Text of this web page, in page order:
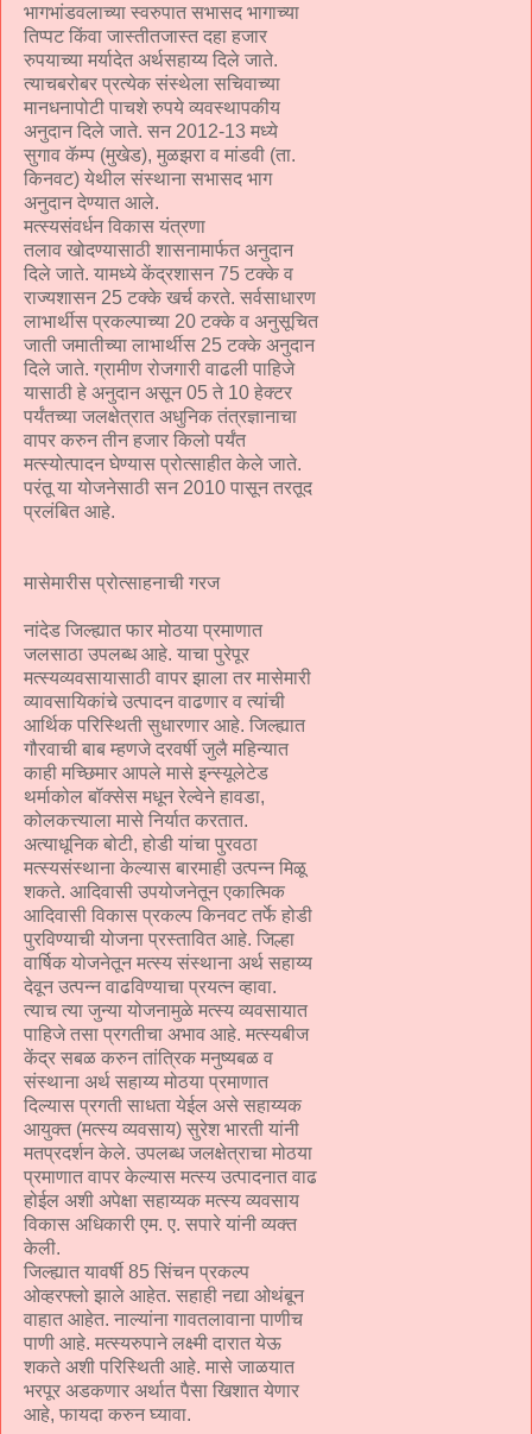
भागभांडवलाच्या स्वरुपात सभासद भागाच्या
तिप्पट किंवा जास्तीतजास्त दहा हजार
रुपयाच्या मर्यादेत अर्थसहाय्य दिले जाते.
त्याचबरोबर प्रत्येक संस्थेला सचिवाच्या
मानधनापोटी पाचशे रुपये व्यवस्थापकीय
अनुदान दिले जाते. सन 2012-13 मध्ये
सुगाव कॅम्प (मुखेड), मुळझरा व मांडवी (ता.
किनवट) येथील संस्थाना सभासद भाग
अनुदान देण्यात आले.
मत्स्यसंवर्धन विकास यंत्रणा
तलाव खोदण्यासाठी शासनामार्फत अनुदान
दिले जाते. यामध्ये केंद्रशासन 75 टक्के व
राज्यशासन 25 टक्के खर्च करते. सर्वसाधारण
लाभार्थीस प्रकल्पाच्या 20 टक्के व अनुसूचित
जाती जमातीच्या लाभार्थीस 25 टक्के अनुदान
दिले जाते. ग्रामीण रोजगारी वाढली पाहिजे
यासाठी हे अनुदान असून 05 ते 10 हेक्टर
पर्यंतच्या जलक्षेत्रात अधुनिक तंत्रज्ञानाचा
वापर करुन तीन हजार किलो पर्यंत
मत्स्योत्पादन घेण्यास प्रोत्साहीत केले जाते.
परंतू या योजनेसाठी सन 2010 पासून तरतूद
प्रलंबित आहे.
मासेमारीस प्रोत्साहनाची गरज
नांदेड जिल्ह्यात फार मोठया प्रमाणात
जलसाठा उपलब्ध आहे. याचा पुरेपूर
मत्स्यव्यवसायासाठी वापर झाला तर मासेमारी
व्यावसायिकांचे उत्पादन वाढणार व त्यांची
आर्थिक परिस्थिती सुधारणार आहे. जिल्ह्यात
गौरवाची बाब म्हणजे दरवर्षी जुलै महिन्यात
काही मच्छिमार आपले मासे इन्स्यूलेटेड
थर्माकोल बॉक्सेस मधून रेल्वेने हावडा,
कोलकत्त्याला मासे निर्यात करतात.
अत्याधूनिक बोटी, होडी यांचा पुरवठा
मत्स्यसंस्थाना केल्यास बारमाही उत्पन्न मिळू
शकते. आदिवासी उपयोजनेतून एकात्मिक
आदिवासी विकास प्रकल्प किनवट तर्फे होडी
पुरविण्याची योजना प्रस्तावित आहे. जिल्हा
वार्षिक योजनेतून मत्स्य संस्थाना अर्थ सहाय्य
देवून उत्पन्न वाढविण्याचा प्रयत्न व्हावा.
त्याच त्या जुन्या योजनामुळे मत्स्य व्यवसायात
पाहिजे तसा प्रगतीचा अभाव आहे. मत्स्यबीज
केंद्र सबळ करुन तांत्रिक मनुष्यबळ व
संस्थाना अर्थ सहाय्य मोठया प्रमाणात
दिल्यास प्रगती साधता येईल असे सहाय्यक
आयुक्त (मत्स्य व्यवसाय) सुरेश भारती यांनी
मतप्रदर्शन केले. उपलब्ध जलक्षेत्राचा मोठया
प्रमाणात वापर केल्यास मत्स्य उत्पादनात वाढ
होईल अशी अपेक्षा सहाय्यक मत्स्य व्यवसाय
विकास अधिकारी एम. ए. सपारे यांनी व्यक्त
केली.
जिल्ह्यात यावर्षी 85 सिंचन प्रकल्प
ओव्हरफ्लो झाले आहेत. सहाही नद्या ओथंबून
वाहात आहेत. नाल्यांना गावतलावाना पाणीच
पाणी आहे. मत्स्यरुपाने लक्ष्मी दारात येऊ
शकते अशी परिस्थिती आहे. मासे जाळयात
भरपूर अडकणार अर्थात पैसा खिशात येणार
आहे, फायदा करुन घ्यावा.